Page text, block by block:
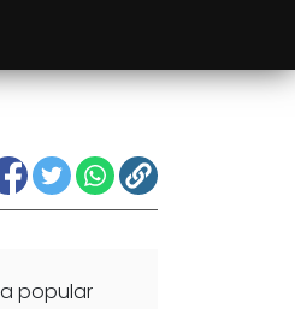
popular